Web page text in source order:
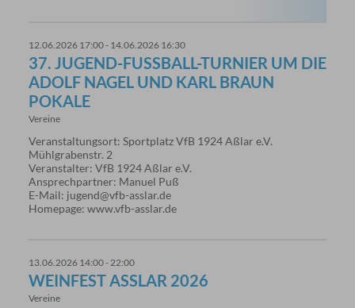
12.06.2026 17:00 - 14.06.2026 16:30
37. JUGEND-FUSSBALL-TURNIER UM DIE A
DOLF NAGEL UND KARL BRAUN P
OKALE
Vereine
Veranstaltungsort: Sportplatz VfB 1924 Aßlar e.V.
Mühlgrabenstr. 2
Veranstalter: VfB 1924 Aßlar e.V.
Ansprechpartner: Manuel Puß
E-Mail: jugend@vfb-asslar.de
Homepage: www.vfb-asslar.de
13.06.2026 14:00 - 22:00
WEINFEST ASSLAR 2026
Vereine